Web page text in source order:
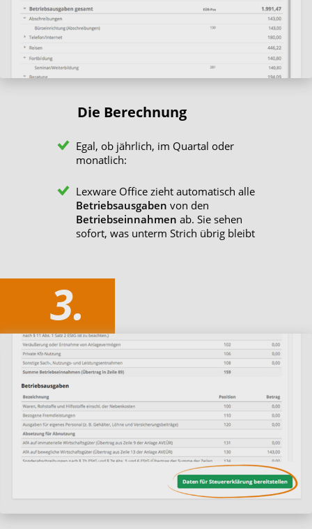
Die Berechnung
Egal, ob jährlich, im Quartal oder
monatlich:
Lexware Office zieht automatisch alle
Betriebsausgaben von den
Betriebseinnahmen ab. Sie sehen
sofort, was unterm Strich übrig bleibt
3.